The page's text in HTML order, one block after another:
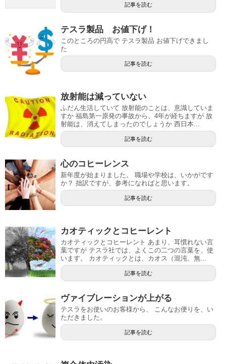
記事を読む
テスラ製品 お値下げ！
このところの円高で テスラ製品 お値下げできまし
た
記事を読む
放射能は減っていない
ふだん生活していて 放射能のことは、意識していま
すか 福島第一原発の事故から、4年が経ちますが 放
射能は、消えてしまったのでしょうか 西日本...
記事を読む
心のコヒーレンス
新年度が始まりました。 職場や学校は、いかがです
か？ 拙訳ですが、参考になればと思います。
記事を読む
カオティックとコヒーレント
カオティックとコヒーレント あまり、耳慣れない言
葉ですが テスラ社では、よくこの二つの言葉を、使
います。 カオティックとは、カオス（混沌、無...
記事を読む
ヴァイブレーションが上がる
テスラをお使いのお客様から、 こんなお便りを、い
ただきました。
記事を読む